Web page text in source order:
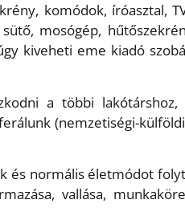
komódok, íróasztal,
mosógép,
kiveheti eme kiadó
a többi lakótárshoz,
(nemzetiségi-
és normális életmódot
vallása,